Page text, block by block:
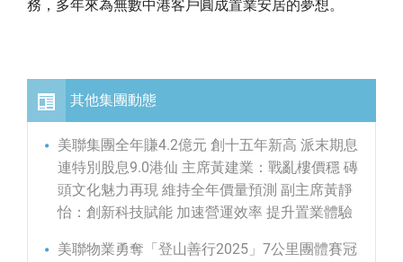
務，多年來為無數中港客戶圓成置業安居的夢想。
其他集團動態
美聯集團全年賺4.2億元 創十五年新高 派末期息
連特別股息9.0港仙 主席黃建業：戰亂樓價穩 磚
頭文化魅力再現 維持全年價量預測 副主席黃靜
怡：創新科技賦能 加速營運效率 提升置業體驗
美聯物業勇奪「登山善行2025」7公里團體賽冠